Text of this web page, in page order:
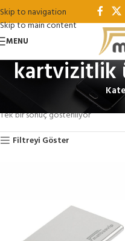
Skip to navigation
Skip to main content
MENU
kartvizitlik
Ürünler “kartvizitlik
Tek bir sonuç gösteriliyor
Filtreyi Göster